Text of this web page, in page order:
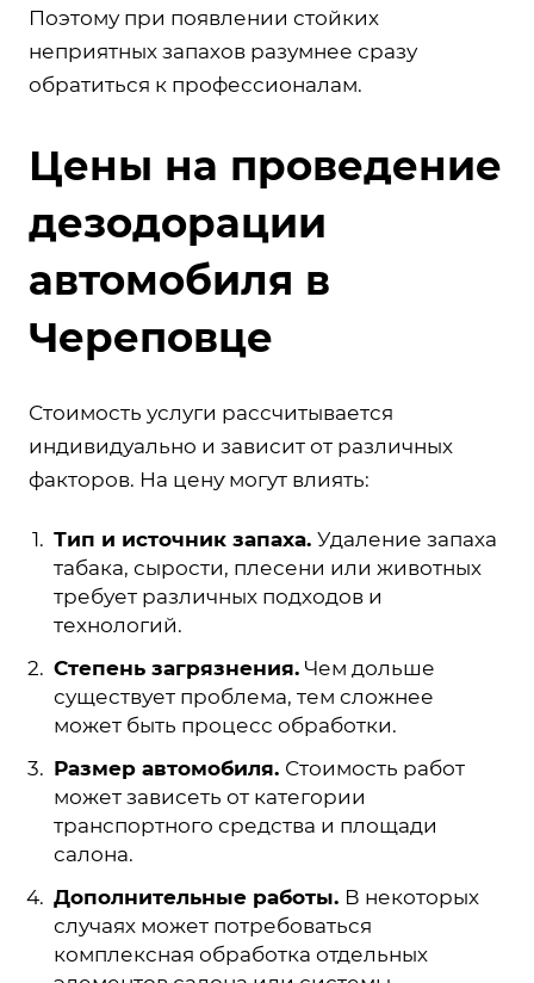
Поэтому при появлении стойких
неприятных запахов разумнее сразу
обратиться к профессионалам.
Цены на проведение
дезодорации
автомобиля в
Череповце
Стоимость услуги рассчитывается
индивидуально и зависит от различных
факторов. На цену могут влиять:
Тип и источник запаха. Удаление запаха
табака, сырости, плесени или животных
требует различных подходов и
технологий.
Степень загрязнения. Чем дольше
существует проблема, тем сложнее
может быть процесс обработки.
Размер автомобиля. Стоимость работ
может зависеть от категории
транспортного средства и площади
салона.
Дополнительные работы. В некоторых
случаях может потребоваться
комплексная обработка отдельных